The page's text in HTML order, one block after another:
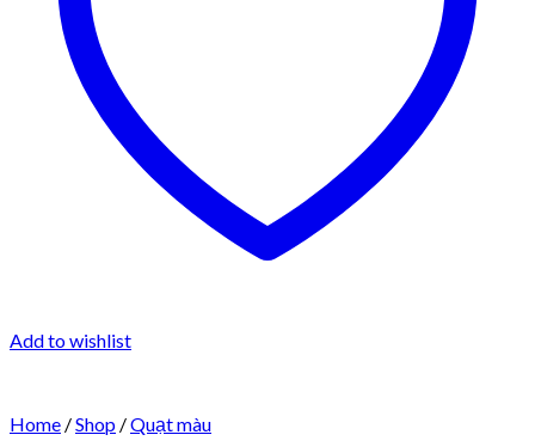
Add to wishlist
Home /Shop /Quạt màu